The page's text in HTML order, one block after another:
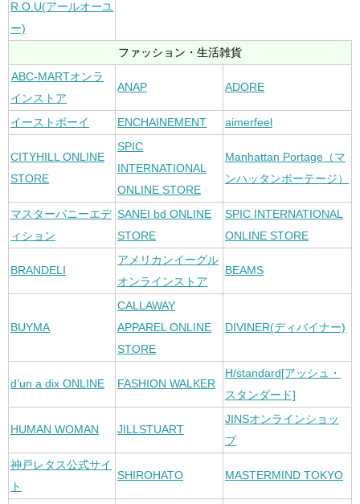
R.O.U(アールオーユ
ー)
ファッション・生活雑貨
ABC-MARTオンラ
インストア
ANAP ADORE
イーストボーイ ENCHAINEMENT aimerfeel
CITYHILL ONLINE
STORE
SPIC
INTERNATIONAL
ONLINE STORE
Manhattan Portage（マ
ンハッタンポーテージ）
マスターバニーエデ
ィション
SANEI bd ONLINE
STORE
SPIC INTERNATIONAL
ONLINE STORE
BRANDELI
アメリカンイーグル
オンラインストア
BEAMS
BUYMA
CALLAWAY
APPAREL ONLINE
STORE
DIVINER(ディバイナー)
d’un a dix ONLINE FASHION WALKER
H/standard[アッシュ・
スタンダード]
HUMAN WOMAN JILLSTUART
JINSオンラインショッ
プ
神戸レタス公式サイ
ト
SHIROHATO MASTERMIND TOKYO